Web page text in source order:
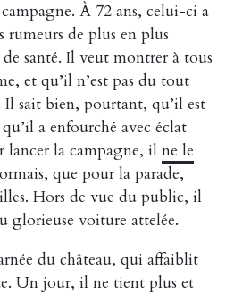
À 72 ans, celui-ci a
rumeurs de plus en plus
santé. Il veut montrer à tous
et qu’il n’est pas du tout
Il sait bien, pourtant, qu’il est
a enfourché avec éclat
lancer la campagne, il ne le
que pour la parade,
Hors de vue du public, il
glorieuse voiture attelée.
du château, qui affaiblit
Un jour, il ne tient plus et